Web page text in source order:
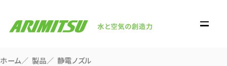
ホーム 製品 静電ノズル